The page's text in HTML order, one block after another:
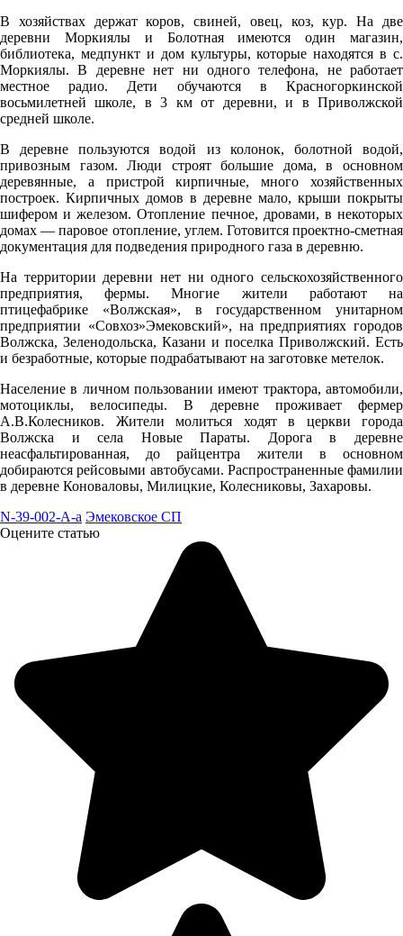
2.7
270°
08.08
12:00
25.7°
758
63%
3.7
277°
08.08
15:00
25.8°
758
60%
3.1
294°
1.5
318°
В хозяйствах держат коров, свиней, овец, коз, кур. На две
деревни Моркиялы и Болотная имеются один магазин,
библиотека, медпункт и дом культуры, которые находятся в с.
Моркиялы. В деревне нет ни одного телефона, не работает
местное радио. Дети обучаются в Красногоркинской
восьмилетней школе, в 3 км от деревни, и в Приволжской
средней школе.
В деревне пользуются водой из колонок, болотной водой,
привозным газом. Люди строят большие дома, в основном
деревянные, а пристрой кирпичные, много хозяйственных
построек. Кирпичных домов в деревне мало, крыши покрыты
шифером и железом. Отопление печное, дровами, в некоторых
домах — паровое отопление, углем. Готовится проектно-сметная
документация для подведения природного газа в деревню.
На территории деревни нет ни одного сельскохозяйственного
предприятия, фермы. Многие жители работают на
птицефабрике «Волжская», в государственном унитарном
предприятии «Совхоз»Эмековский», на предприятиях городов
Волжска, Зеленодольска, Казани и поселка Приволжский. Есть
и безработные, которые подрабатывают на заготовке метелок.
Население в личном пользовании имеют трактора, автомобили,
мотоциклы, велосипеды. В деревне проживает фермер
А.В.Колесников. Жители молиться ходят в церкви города
Волжска и села Новые Параты. Дорога в деревне
неасфальтированная, до райцентра жители в основном
добираются рейсовыми автобусами. Распространенные фамилии
в деревне Коноваловы, Милицкие, Колесниковы, Захаровы.
N-39-002-А-а Эмековское СП
Оцените статью